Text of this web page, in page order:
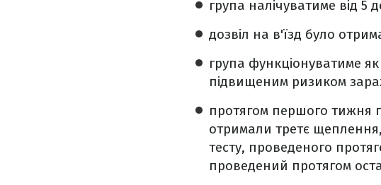
група налічуватиме від 5
дозвіл на в'їзд було
група функціонуватиме
підвищеним ризиком
протягом першого тижня
отримали третє
тесту, проведеного
проведений протягом